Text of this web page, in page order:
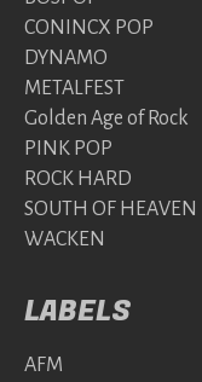
CONINCX POP
DYNAMO
METALFEST
Golden Age of Rock
PINK POP
ROCK HARD
SOUTH OF HEAVEN
WACKEN
LABELS
AFM